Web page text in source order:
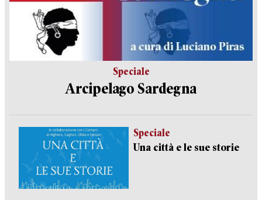
Speciale
Arcipelago Sardegna
Speciale
Una città e le sue storie